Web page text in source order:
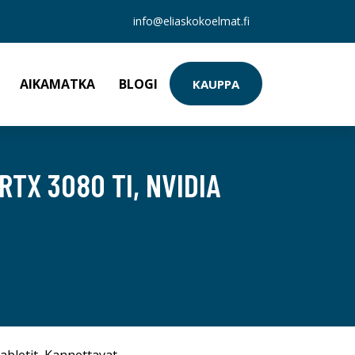
info@eliaskokoelmat.fi
AIKAMATKA BLOGI KAUPPA
3080 TI, NVIDIA